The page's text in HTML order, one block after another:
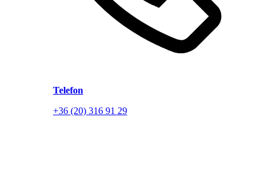
Telefon
+36 (20) 316 91 29